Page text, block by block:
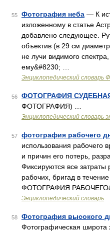
55 Фотография неба — К
изложенному в статье
добавлено следующее.
объектив (в 29 см
не лучи видимого
ему&#8230; …
Энциклопедический словарь
56 ФОТОГРАФИЯ
ФОТОГРАФИЯ) …
Энциклопедический словарь
57 фотография рабочего
использования рабочего
и причин его потерь,
Фиксируются все затраты
рабочих, бригад в
ФОТОГРАФИЯ
Энциклопедический словарь
58 Фотография высокого
Фотографическая широта